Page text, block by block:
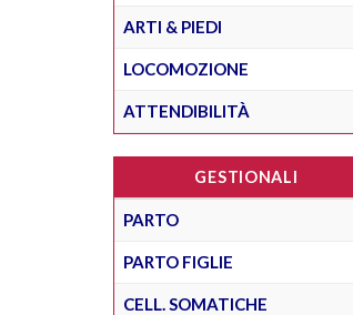
ARTI & PIEDI
LOCOMOZIONE
ATTENDIBILITÀ
GESTIONALI
PARTO
PARTO FIGLIE
CELL. SOMATICHE